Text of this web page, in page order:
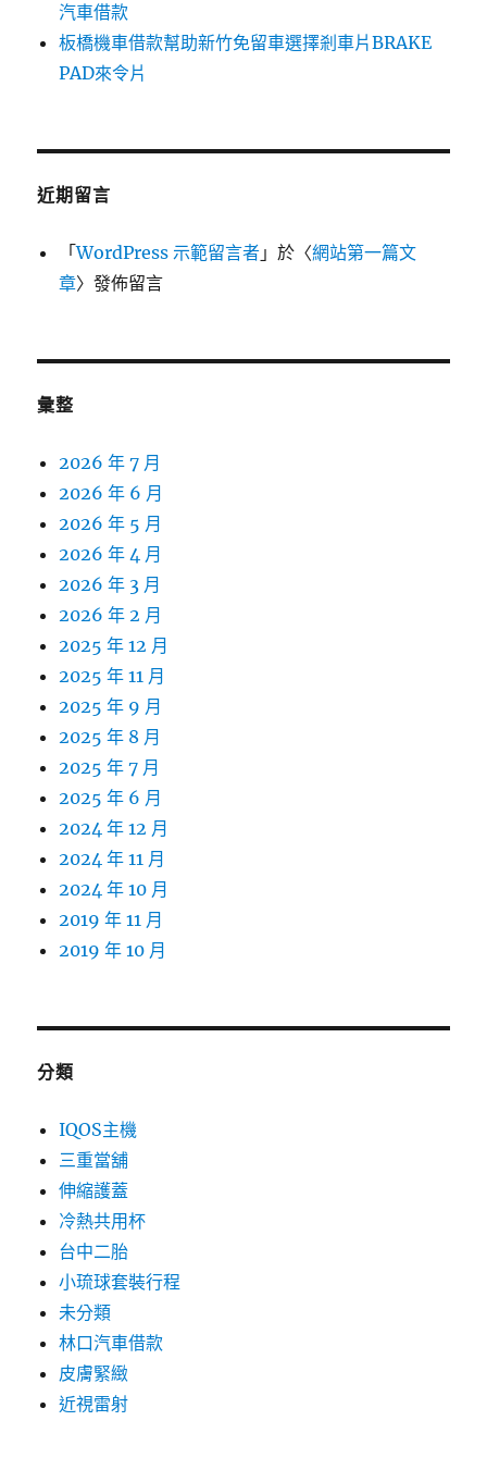
汽車借款
板橋機車借款幫助新竹免留車選擇剎車片BRAKE
PAD來令片
近期留言
「WordPress 示範留言者 」於〈網站第一篇文
章〉發佈留言
彙整
2026 年 7 月
2026 年 6 月
2026 年 5 月
2026 年 4 月
2026 年 3 月
2026 年 2 月
2025 年 12 月
2025 年 11 月
2025 年 9 月
2025 年 8 月
2025 年 7 月
2025 年 6 月
2024 年 12 月
2024 年 11 月
2024 年 10 月
2019 年 11 月
2019 年 10 月
分類
IQOS主機
三重當舖
伸縮護蓋
冷熱共用杯
台中二胎
小琉球套裝行程
未分類
林口汽車借款
皮膚緊緻
近視雷射